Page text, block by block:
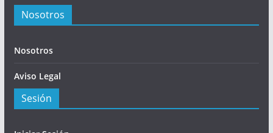
Nosotros
Nosotros
Aviso Legal
Sesión